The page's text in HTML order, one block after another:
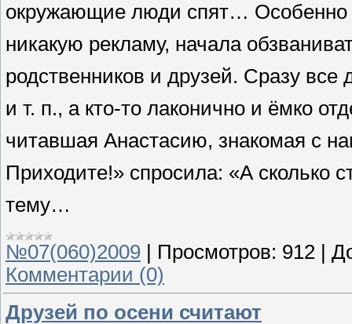
окружающие люди спят… Особенно
никакую рекламу, начала
родственников и друзей. Сразу все
и т. п., а кто-то лаконично и ёмко
читавшая Анастасию, знакомая с
Приходите!» спросила: «А сколько
тему…
№07(060)2009 Просмотров: 912
Комментарии (0)
Друзей по осени считают